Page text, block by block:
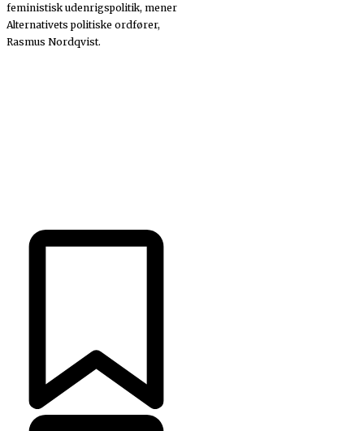
feministisk udenrigspolitik, mener
Alternativets politiske ordfører,
Rasmus Nordqvist.